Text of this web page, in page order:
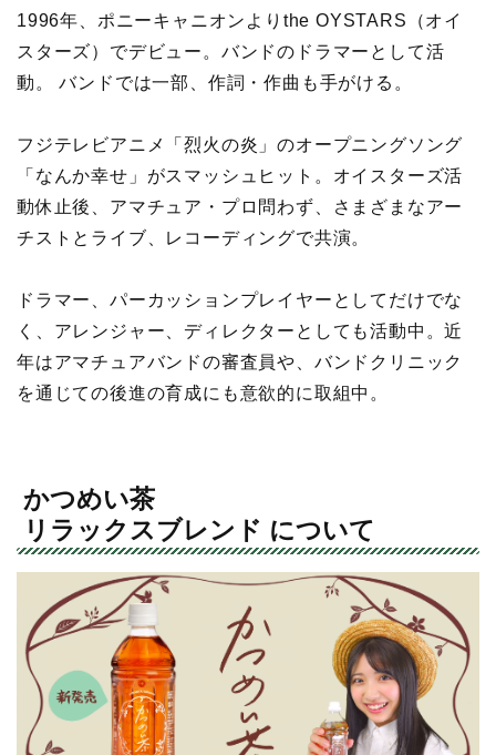
1996年、ポニーキャニオンよりthe OYSTARS（オイ
スターズ）でデビュー。バンドのドラマーとして活
動。 バンドでは一部、作詞・作曲も手がける。
フジテレビアニメ「烈火の炎」のオープニングソング
「なんか幸せ」がスマッシュヒット。オイスターズ活
動休止後、アマチュア・プロ問わず、さまざまなアー
チストとライブ、レコーディングで共演。
ドラマー、パーカッションプレイヤーとしてだけでな
く、アレンジャー、ディレクターとしても活動中。近
年はアマチュアバンドの審査員や、バンドクリニック
を通じての後進の育成にも意欲的に取組中。
かつめい茶
リラックスブレンド について